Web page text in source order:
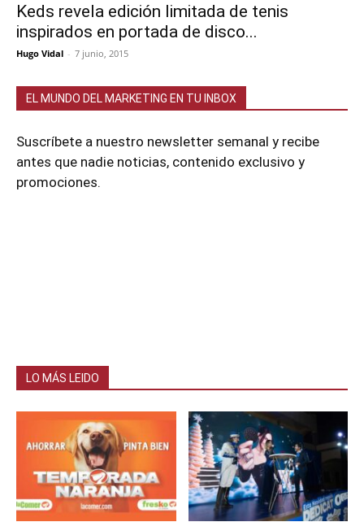
Keds revela edición limitada de tenis
inspirados en portada de disco...
Hugo Vidal - 7 junio, 2015
EL MUNDO DEL MARKETING EN TU INBOX
Suscríbete a nuestro newsletter semanal y recibe
antes que nadie noticias, contenido exclusivo y
promociones.
LO MÁS LEIDO